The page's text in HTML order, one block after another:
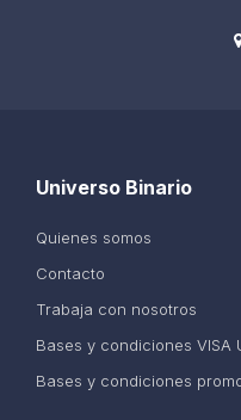
Universo Binario
Quienes somos
Contacto
Trabaja con nosotros
Bases y condiciones VISA
Bases y condiciones